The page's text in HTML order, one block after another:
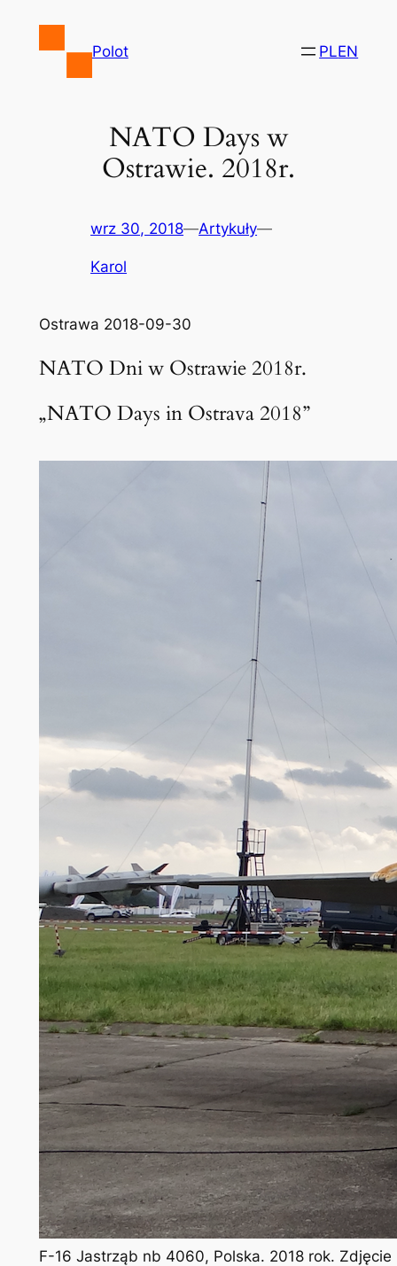
Polot PLEN
NATO Days w
Ostrawie. 2018r.
wrz 30, 2018—Artykuły—
Karol
Ostrawa 2018-09-30
NATO Dni w Ostrawie 2018r.
„NATO Days in Ostrava 2018”
F-16 Jastrząb nb 4060, Polska. 2018 rok. Zdjęcie